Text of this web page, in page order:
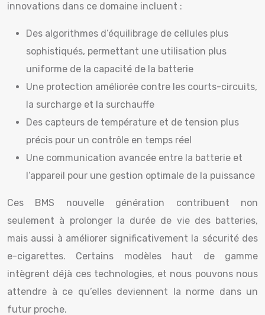
innovations dans ce domaine incluent :
Des algorithmes d’équilibrage de cellules plus
sophistiqués, permettant une utilisation plus
uniforme de la capacité de la batterie
Une protection améliorée contre les courts-circuits,
la surcharge et la surchauffe
Des capteurs de température et de tension plus
précis pour un contrôle en temps réel
Une communication avancée entre la batterie et
l’appareil pour une gestion optimale de la puissance
Ces BMS nouvelle génération contribuent non
seulement à prolonger la durée de vie des batteries,
mais aussi à améliorer significativement la sécurité des
e-cigarettes. Certains modèles haut de gamme
intègrent déjà ces technologies, et nous pouvons nous
attendre à ce qu’elles deviennent la norme dans un
futur proche.